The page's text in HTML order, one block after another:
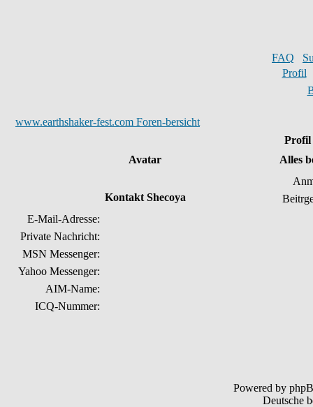
FAQ
Profil
www.earthshaker-fest.com Foren-bersicht
Profil
Avatar
Alles
Kontakt Shecoya
E-Mail-Adresse:
Private Nachricht:
MSN Messenger:
Yahoo Messenger:
AIM-Name:
ICQ-Nummer:
Powered by
Deutsche